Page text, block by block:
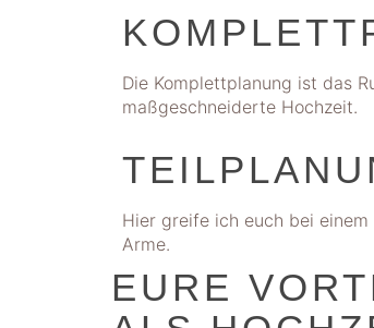
Die Komplettplanung ist das
maßgeschneiderte Hochzeit.
Hier greife ich euch bei
Arme.
EURE